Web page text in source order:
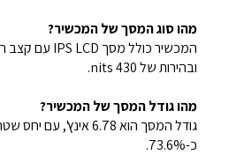
מהו סוג המסך של המכשיר?
ובהירות של 430 nits.
מהו גודל המסך של המכשיר?
גודל המסך הוא 6.78 אינץ',
כ-73.6%.